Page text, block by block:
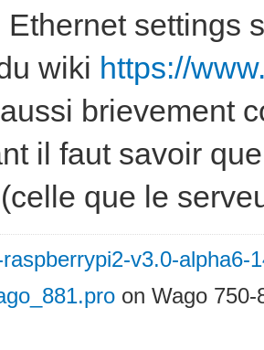
Ethernet settings
wiki https://
brievement
il faut savoir
que le
v3.0-alpha6-
on Wago 750-